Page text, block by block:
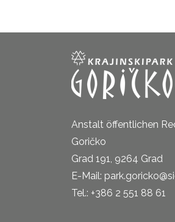
Anstalt öffentlichen
Goričko
Grad 191, 9264 Grad
E-Mail:
Tel.: +386 2 551 88 61